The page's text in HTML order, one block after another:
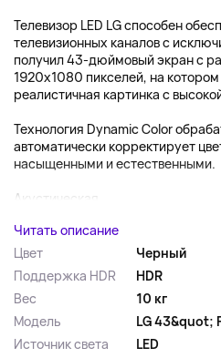
Телевизор LED LG способен
телевизионных каналов с
получил 43-дюймовый экран с
1920x1080 пикселей, на
реалистичная картинка с
Технология Dynamic Color
автоматически корректирует
насыщенными и естественными.
Акустическая...
Читать описание
Цвет
Черный
Поддержка HDR
HDR
Вес
10 кг
Модель
LG 43&quot;
Источник света
LED